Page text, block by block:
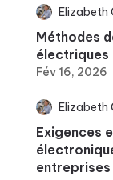
Elizabeth
Méthodes
électriques
Fév 16, 2026
Elizabeth
Exigences